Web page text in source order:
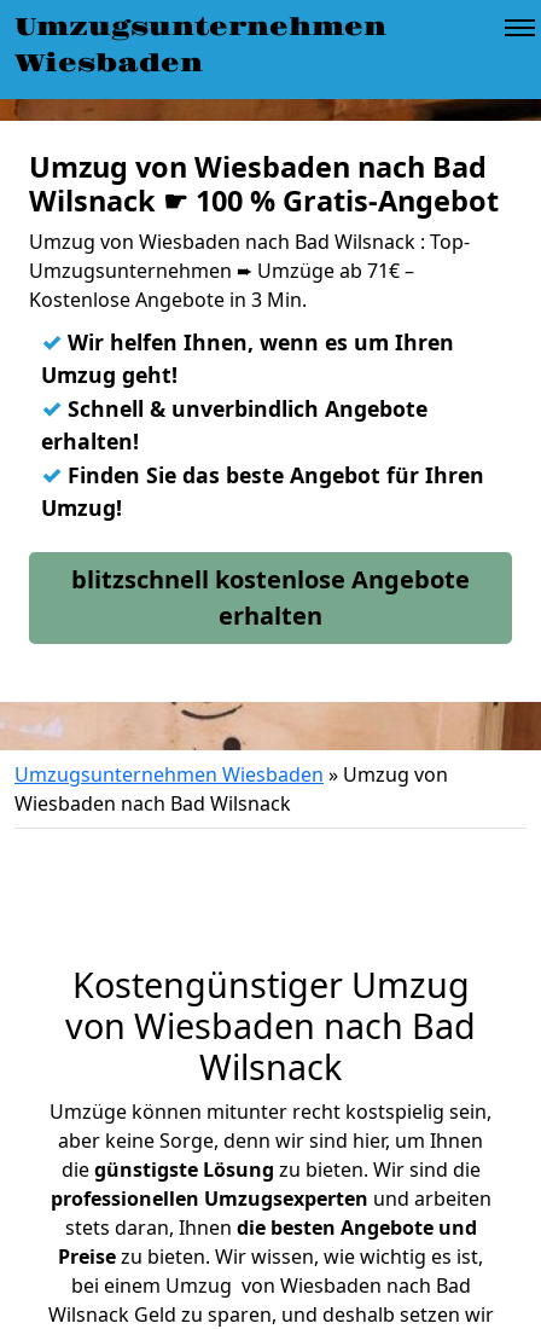
Umzugsunternehmen
Wiesbaden
Umzug von Wiesbaden nach Bad
Wilsnack ☛ 100 % Gratis-Angebot
Umzug von Wiesbaden nach Bad Wilsnack : Top-
Umzugsunternehmen ➨ Umzüge ab 71€ –
Kostenlose Angebote in 3 Min.
✓ Wir helfen Ihnen, wenn es um Ihren
Umzug geht!
✓ Schnell & unverbindlich Angebote
erhalten!
✓ Finden Sie das beste Angebot für Ihren
Umzug!
blitzschnell kostenlose Angebote
erhalten
Umzugsunternehmen Wiesbaden » Umzug von
Wiesbaden nach Bad Wilsnack
Kostengünstiger Umzug
von Wiesbaden nach Bad
Wilsnack
Umzüge können mitunter recht kostspielig sein,
aber keine Sorge, denn wir sind hier, um Ihnen
diegünstigste Lösung zu bieten. Wir sind die
professionellen Umzugsexperten und arbeiten
stets daran, Ihnen die besten Angebote und
Preisezu bieten. Wir wissen, wie wichtig es ist,
bei einem Umzug von Wiesbaden nach Bad
Wilsnack Geld zu sparen, und deshalb setzen wir